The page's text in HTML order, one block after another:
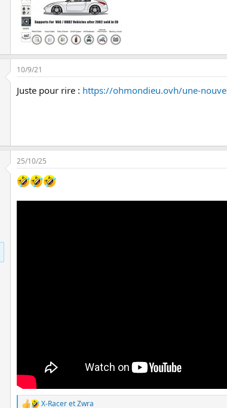
10/9/21
Juste pour rire : https://ohmondieu.ovh/une-
25/10/25
X-RaceretZwra